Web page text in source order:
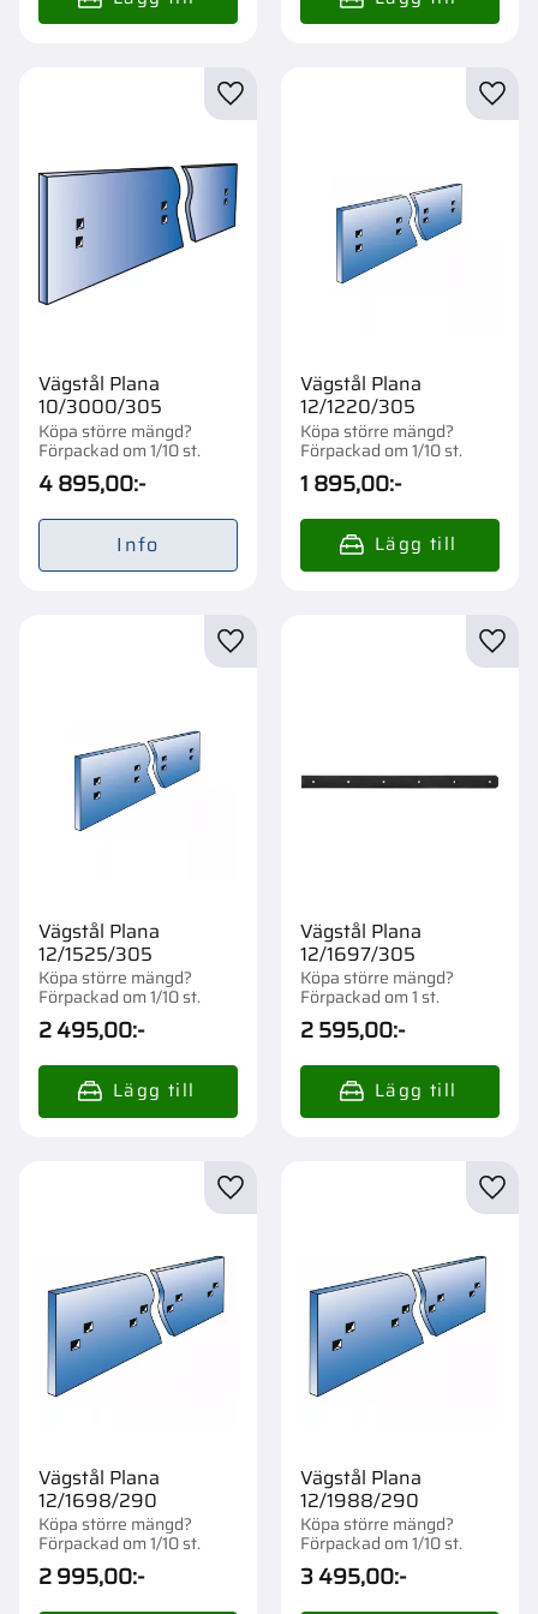
Vägstål Plana
10/3000/305
Köpa större mängd?
Förpackad om 1/10 st.
4 895,00:-
Lägg till i favoriter
Info
Vägstål Plana
12/1220/305
Köpa större mängd?
Förpackad om 1/10 st.
1 895,00:-
Vägstål Plana
12/1525/305
Köpa större mängd?
Förpackad om 1/10 st.
2 495,00:-
Lägg till i favoriter
Vägstål Plana
12/1697/305
Köpa större mängd?
Förpackad om 1 st.
2 595,00:-
Vägstål Plana
12/1698/290
Köpa större mängd?
Förpackad om 1/10 st.
2 995,00:-
Lägg till i favoriter
Vägstål Plana
12/1988/290
Köpa större mängd?
Förpackad om 1/10 st.
3 495,00:-